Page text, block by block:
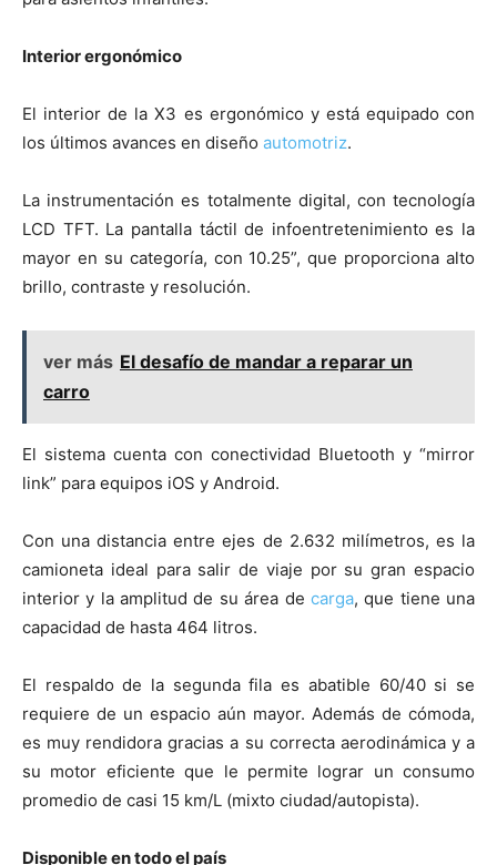
Interior ergonómico
El interior de la X3 es ergonómico y está equipado con
los últimos avances en diseño automotriz.
La instrumentación es totalmente digital, con tecnología
LCD TFT. La pantalla táctil de infoentretenimiento es la
mayor en su categoría, con 10.25”, que proporciona alto
brillo, contraste y resolución.
ver más El desafío de mandar a reparar un
carro
El sistema cuenta con conectividad Bluetooth y “mirror
link” para equipos iOS y Android.
Con una distancia entre ejes de 2.632 milímetros, es la
camioneta ideal para salir de viaje por su gran espacio
interior y la amplitud de su área de carga, que tiene una
capacidad de hasta 464 litros.
El respaldo de la segunda fila es abatible 60/40 si se
requiere de un espacio aún mayor. Además de cómoda,
es muy rendidora gracias a su correcta aerodinámica y a
su motor eficiente que le permite lograr un consumo
promedio de casi 15 km/L (mixto ciudad/autopista).
Disponible en todo el país